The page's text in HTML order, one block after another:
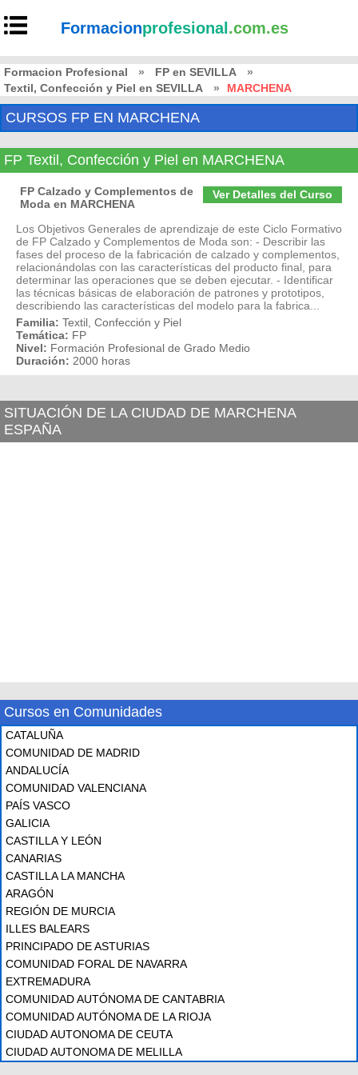
Formacionprofesional .com.es
Formacion Profesional » FP en SEVILLA
»
Textil, Confección y Piel en SEVILLA
» MARCHENA
CURSOS FP EN MARCHENA
FP Textil, Confección y Piel en MARCHENA
Ver Detalles del Curso
FP Calzado y Complementos de
Moda en MARCHENA
Los Objetivos Generales de aprendizaje de este Ciclo Formativo
de FP Calzado y Complementos de Moda son: - Describir las
fases del proceso de la fabricación de calzado y complementos,
relacionándolas con las características del producto final, para
determinar las operaciones que se deben ejecutar. - Identificar
las técnicas básicas de elaboración de patrones y prototipos,
describiendo las características del modelo para la fabrica...
Familia: Textil, Confección y Piel
Temática: FP
Nivel: Formación Profesional de Grado Medio
Duración: 2000 horas
SITUACIÓN DE LA CIUDAD DE MARCHENA
ESPAÑA
Cursos en Comunidades
CATALUÑA
COMUNIDAD DE MADRID
ANDALUCÍA
COMUNIDAD VALENCIANA
PAÍS VASCO
GALICIA
CASTILLA Y LEÓN
CANARIAS
CASTILLA LA MANCHA
ARAGÓN
REGIÓN DE MURCIA
ILLES BALEARS
PRINCIPADO DE ASTURIAS
COMUNIDAD FORAL DE NAVARRA
EXTREMADURA
COMUNIDAD AUTÓNOMA DE CANTABRIA
COMUNIDAD AUTÓNOMA DE LA RIOJA
CIUDAD AUTONOMA DE CEUTA
CIUDAD AUTONOMA DE MELILLA